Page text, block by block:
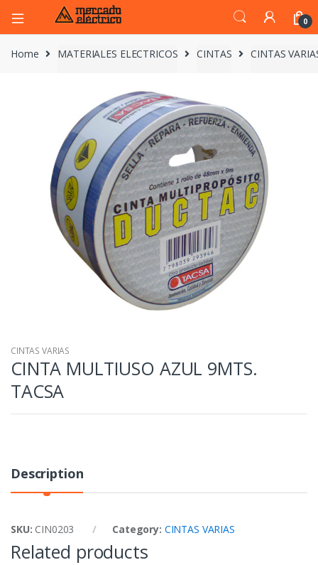
0
Home MATERIALES ELECTRICOS CINTAS CINTAS
CINTAS VARIAS
CINTA MULTIUSO AZUL 9MTS.
TACSA
Description
SKU: CIN0203 Category: CINTAS VARIAS
Related products